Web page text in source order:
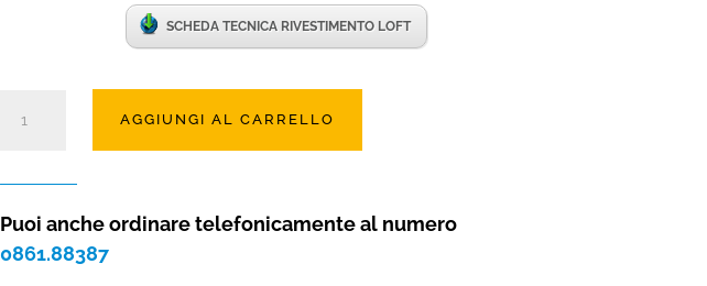
SCHEDA TECNICA RIVESTIMENTO LOFT
rivestimento
quantità
AGGIUNGI AL CARRELLO
Puoi anche ordinare telefonicamente al numero
0861.88387